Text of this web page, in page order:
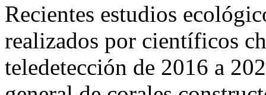
Recientes estudios
realizados por científicos
teledetección de 2016 a